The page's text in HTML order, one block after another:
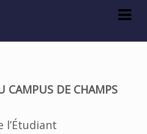
CAMPUS DE CHAMPS
l’Étudiant